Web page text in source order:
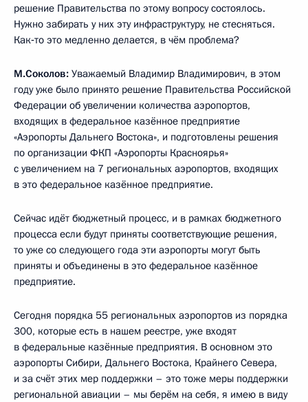
решение Правительства по этому вопросу состоялось.
Нужно забирать у них эту инфраструктуру, не стесняться.
Как‑то это медленно делается, в чём проблема?
М.Соколов: Уважаемый Владимир Владимирович, в этом
году уже было принято решение Правительства Российской
Федерации об увеличении количества аэропортов,
входящих в федеральное казённое предприятие
«Аэропорты Дальнего Востока», и подготовлены решения
по организации ФКП «Аэропорты Красноярья»
с увеличением на 7 региональных аэропортов, входящих
в это федеральное казённое предприятие.
Сейчас идёт бюджетный процесс, и в рамках бюджетного
процесса если будут приняты соответствующие решения,
то уже со следующего года эти аэропорты могут быть
приняты и объединены в это федеральное казённое
предприятие.
Сегодня порядка 55 региональных аэропортов из порядка
300, которые есть в нашем реестре, уже входят
в федеральные казённые предприятия. В основном это
аэропорты Сибири, Дальнего Востока, Крайнего Севера,
и за счёт этих мер поддержки – это тоже меры поддержки
региональной авиации – мы берём на себя, я имею в виду